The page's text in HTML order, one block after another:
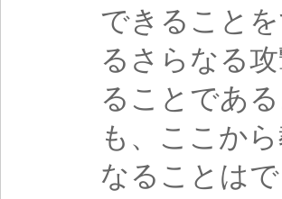
できること
るさらなる
ることであ
も、ここか
なることは